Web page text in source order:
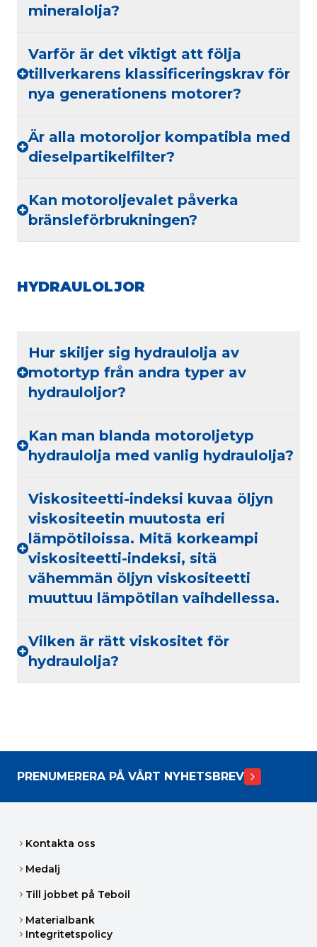
mineralolja?
Varför är det viktigt att följa
tillverkarens klassificeringskrav för
nya generationens motorer?
Är alla motoroljor kompatibla med
dieselpartikelfilter?
Kan motoroljevalet påverka
bränsleförbrukningen?
HYDRAULOLJOR
Hur skiljer sig hydraulolja av
motortyp från andra typer av
hydrauloljor?
Kan man blanda motoroljetyp
hydraulolja med vanlig hydraulolja?
Viskositeetti-indeksi kuvaa öljyn
viskositeetin muutosta eri
lämpötiloissa. Mitä korkeampi
viskositeetti-indeksi, sitä
vähemmän öljyn viskositeetti
muuttuu lämpötilan vaihdellessa.
Vilken är rätt viskositet för
hydraulolja?
PRENUMERERA PÅ VÅRT NYHETSBREV
Kontakta oss
Medalj
Till jobbet på Teboil
Materialbank
Integritetspolicy